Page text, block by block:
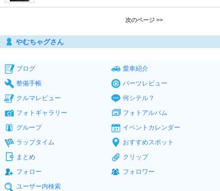
次のページ >>
やむちゃグさん
ブログ
愛車紹介
整備手帳
パーツレビュー
クルマレビュー
何シテル？
フォトギャラリー
フォトアルバム
グループ
イベントカレンダー
ラップタイム
おすすめスポット
まとめ
クリップ
フォロー
フォロワー
ユーザー内検索